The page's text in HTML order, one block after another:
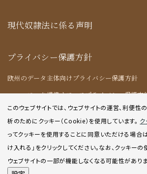
現代奴隷法に係る声明
プライバシー保護方針
欧州のデータ主体向けプライバシー保護方針
ニューヨーク提携オフィスプライバシー保護方
クッキーポリシー
AIポリシー
このウェブサイトでは、ウェブサイトの運営、利便
析のためにクッキー（Cookie）を使用しています。
ってクッキーを使用することに同意いただける場合
け入れる」をクリックしてください。なお、クッキー
ウェブサイトの一部が機能しなくなる可能性があり